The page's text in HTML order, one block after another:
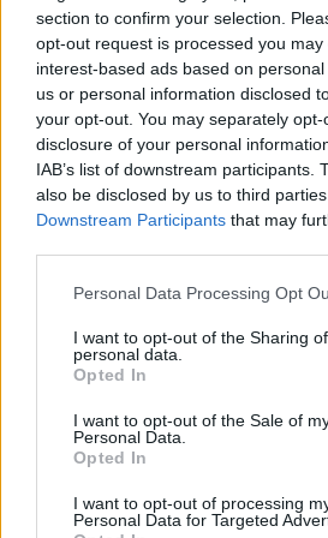
section to confirm your selection.
opt-out request is processed you may
interest-based ads based on
us or personal information disclosed
your opt-out. You may separately
disclosure of your personal
IAB’s list of downstream participants.
also be disclosed by us to third
Downstream Participants that may
Personal Data Processing Opt
I want to opt-out of the Sharing
personal data.
Opted In
I want to opt-out of the Sale of
Personal Data.
Opted In
I want to opt-out of processing
Personal Data for Targeted
Witam klejnot upiornej mocy dropi z
bossa a czy z ventigo jest szansa
lodowatego serca ?
Nov 4, 2023
agrescik123
Forum Apprentice
od tabona zrobić bo kod błedu na
mamy zrobić event ventigo jak
dropi energia zyciowa ?